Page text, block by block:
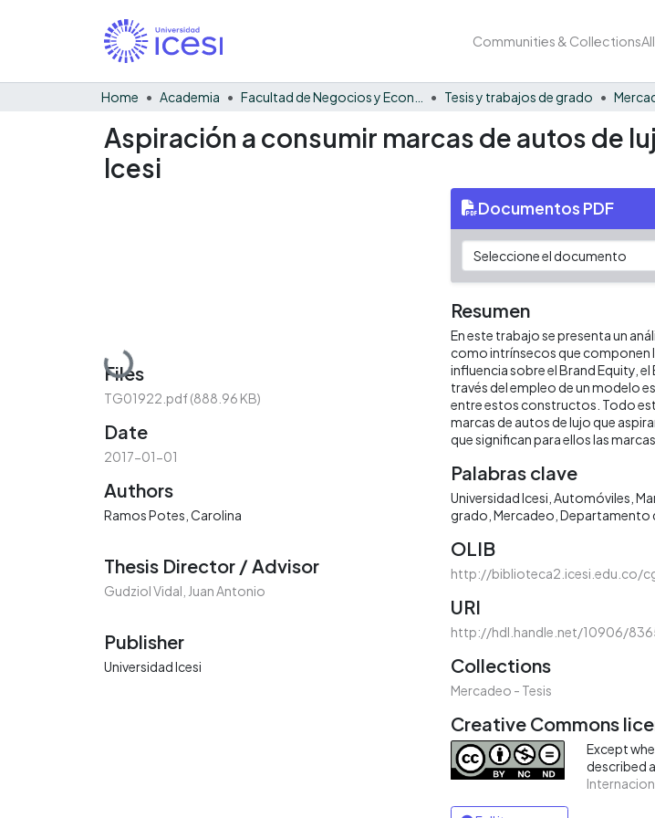
Communities & Collections
Home Academia Tesis y trabajos de grado
Aspiración a consumir marcas de autos de
Icesi
Loading...
Files
TG01922.pdf(888.96 KB)
Date
2017-01-01
Authors
Ramos Potes, Carolina
Thesis Director / Advisor
Gudziol Vidal, Juan Antonio
Publisher
Universidad Icesi
Documentos PDF
Resumen
En este trabajo se presenta un
como intrínsecos que componen
influencia sobre el Brand Equity,
través del empleo de un modelo
entre estos constructos. Todo
marcas de autos de lujo que
que significan para ellos las
Palabras clave
Universidad Icesi Automóviles
grado Mercadeo Departamento
OLIB
http://biblioteca2.icesi.edu.co/
URI
http://hdl.handle.net/10906/
Collections
Mercadeo - Tesis
Creative Commons
Except
described